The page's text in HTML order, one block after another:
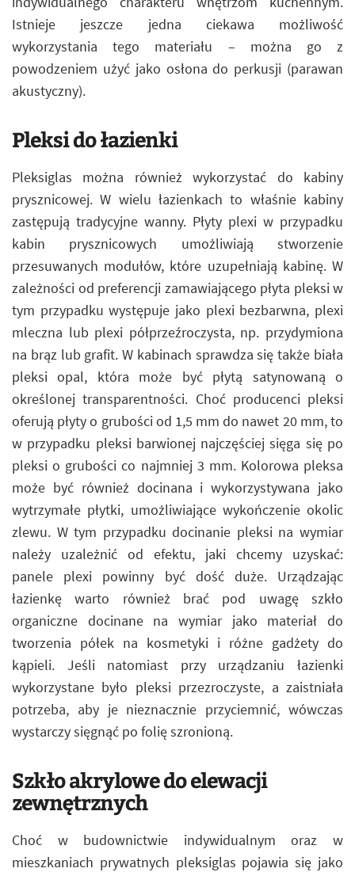
Istnieje jeszcze jedna ciekawa możliwość
wykorzystania tego materiału – można go z
powodzeniem użyć jako osłona do perkusji (parawan
akustyczny).
Pleksi do łazienki
Pleksiglas można również wykorzystać do kabiny
prysznicowej. W wielu łazienkach to właśnie kabiny
zastępują tradycyjne wanny. Płyty plexi w przypadku
kabin prysznicowych umożliwiają stworzenie
przesuwanych modułów, które uzupełniają kabinę. W
zależności od preferencji zamawiającego płyta pleksi w
tym przypadku występuje jako plexi bezbarwna, plexi
mleczna lub plexi półprzeźroczysta, np. przydymiona
na brąz lub grafit. W kabinach sprawdza się także biała
pleksi opal, która może być płytą satynowaną o
określonej transparentności. Choć producenci pleksi
oferują płyty o grubości od 1,5 mm do nawet 20 mm, to
w przypadku pleksi barwionej najczęściej sięga się po
pleksi o grubości co najmniej 3 mm. Kolorowa pleksa
może być również docinana i wykorzystywana jako
wytrzymałe płytki, umożliwiające wykończenie okolic
zlewu. W tym przypadku docinanie pleksi na wymiar
należy uzależnić od efektu, jaki chcemy uzyskać:
panele plexi powinny być dość duże. Urządzając
łazienkę warto również brać pod uwagę szkło
organiczne docinane na wymiar jako materiał do
tworzenia półek na kosmetyki i różne gadżety do
kąpieli. Jeśli natomiast przy urządzaniu łazienki
wykorzystane było pleksi przezroczyste, a zaistniała
potrzeba, aby je nieznacznie przyciemnić, wówczas
wystarczy sięgnąć po folię szronioną.
Szkło akrylowe do elewacji
zewnętrznych
Choć w budownictwie indywidualnym oraz w
mieszkaniach prywatnych pleksiglas pojawia się jako